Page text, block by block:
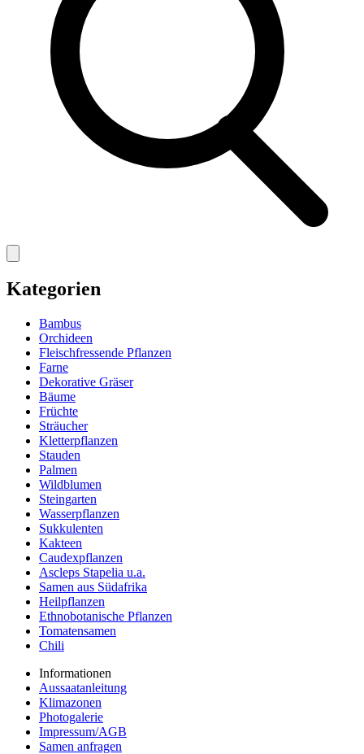
Kategorien
Bambus
Orchideen
Fleischfressende Pflanzen
Farne
Dekorative Gräser
Bäume
Früchte
Sträucher
Kletterpflanzen
Stauden
Palmen
Wildblumen
Steingarten
Wasserpflanzen
Sukkulenten
Kakteen
Caudexpflanzen
Ascleps Stapelia u.a.
Samen aus Südafrika
Heilpflanzen
Ethnobotanische Pflanzen
Tomatensamen
Chili
Informationen
Aussaatanleitung
Klimazonen
Photogalerie
Impressum/AGB
Samen anfragen